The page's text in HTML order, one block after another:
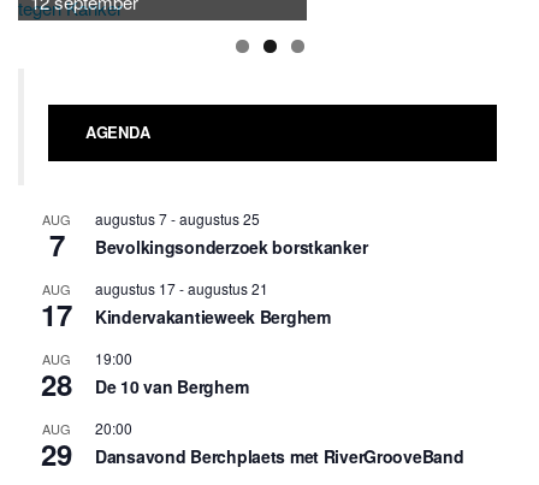
AGENDA
AUG
7
augustus 7-augustus 25
Bevolkingsonderzoek borstkanker
AUG
17
augustus 17-augustus 21
Kindervakantieweek Berghem
AUG
28
19:00
De 10 van Berghem
AUG
29
20:00
Dansavond Berchplaets met RiverGrooveBand